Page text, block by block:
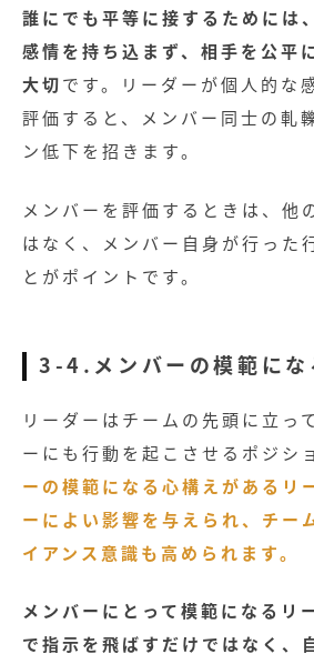
誰にでも平等に接するためには
感情を持ち込まず、相手を公平
大切です。リーダーが個人的な
評価すると、メンバー同士の軋
ン低下を招きます。
メンバーを評価するときは、他
はなく、メンバー自身が行った
とがポイントです。
3-4.メンバーの模範にな
リーダーはチームの先頭に立っ
ーにも行動を起こさせるポジシ
ーの模範になる心構えがあるリ
ーによい影響を与えられ、チー
イアンス意識も高められます。
メンバーにとって模範になるリ
で指示を飛ばすだけではなく、